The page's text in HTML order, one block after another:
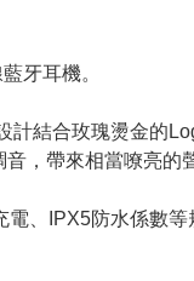
牙耳機。
結合玫瑰燙金的
，帶來相當嘹亮的
、IPX5防水係數